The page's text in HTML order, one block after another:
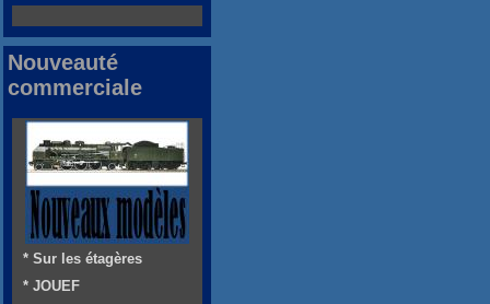
Nouveauté
commerciale
* Sur les étagères
* JOUEF